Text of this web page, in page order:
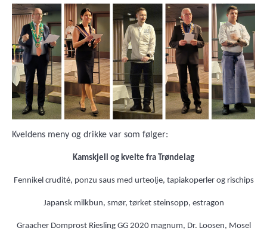
Kveldens meny og drikke var som følger:
Kamskjell og kveite fra Trøndelag
Fennikel crudité, ponzu saus med urteolje, tapiakoperler og rischips
Japansk milkbun, smør, tørket steinsopp, estragon
Graacher Domprost Riesling GG 2020 magnum, Dr. Loosen, Mosel